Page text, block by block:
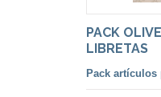
PACK
LIBRETAS
Pack